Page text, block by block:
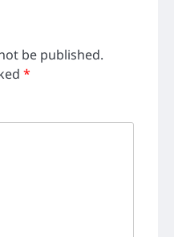
be published.
*